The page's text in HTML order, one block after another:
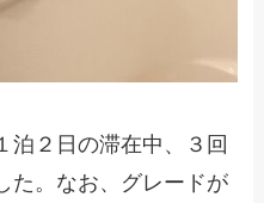
泊２日の滞在中、３回
た。なお、グレードが